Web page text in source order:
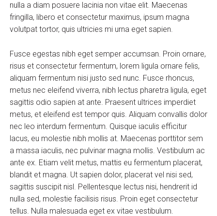
nulla a diam posuere lacinia non vitae elit. Maecenas
fringilla, libero et consectetur maximus, ipsum magna
volutpat tortor, quis ultricies mi urna eget sapien.
Fusce egestas nibh eget semper accumsan. Proin ornare,
risus et consectetur fermentum, lorem ligula ornare felis,
aliquam fermentum nisi justo sed nunc. Fusce rhoncus,
metus nec eleifend viverra, nibh lectus pharetra ligula, eget
sagittis odio sapien at ante. Praesent ultrices imperdiet
metus, et eleifend est tempor quis. Aliquam convallis dolor
nec leo interdum fermentum. Quisque iaculis efficitur
lacus, eu molestie nibh mollis at. Maecenas porttitor sem
a massa iaculis, nec pulvinar magna mollis. Vestibulum ac
ante ex. Etiam velit metus, mattis eu fermentum placerat,
blandit et magna. Ut sapien dolor, placerat vel nisi sed,
sagittis suscipit nisl. Pellentesque lectus nisi, hendrerit id
nulla sed, molestie facilisis risus. Proin eget consectetur
tellus. Nulla malesuada eget ex vitae vestibulum.